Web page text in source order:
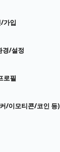
가입
경/설정
로필
/이모티콘/코인 등)